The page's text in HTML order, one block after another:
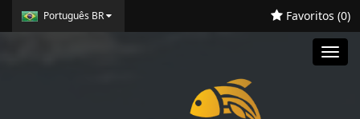
Português BR Favoritos (0)